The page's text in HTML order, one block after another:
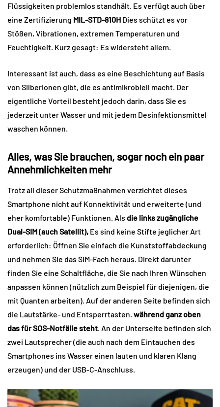
Flüssigkeiten problemlos standhält. Es verfügt auch über
eine Zertifizierung MIL-STD-810H Dies schützt es vor
Stößen, Vibrationen, extremen Temperaturen und
Feuchtigkeit. Kurz gesagt: Es widersteht allem.
Interessant ist auch, dass es eine Beschichtung auf Basis
von Silberionen gibt, die es antimikrobiell macht. Der
eigentliche Vorteil besteht jedoch darin, dass Sie es
jederzeit unter Wasser und mit jedem Desinfektionsmittel
waschen können.
Alles, was Sie brauchen, sogar noch ein paar
Annehmlichkeiten mehr
Trotz all dieser Schutzmaßnahmen verzichtet dieses
Smartphone nicht auf Konnektivität und erweiterte (und
eher komfortable) Funktionen. Als die links zugängliche
Dual-SIM (auch Satellit), Es sind keine Stifte jeglicher Art
erforderlich: Öffnen Sie einfach die Kunststoffabdeckung
und nehmen Sie das SIM-Fach heraus. Direkt darunter
finden Sie eine Schaltfläche, die Sie nach Ihren Wünschen
anpassen können (nützlich zum Beispiel für diejenigen, die
mit Quanten arbeiten). Auf der anderen Seite befinden sich
die Lautstärke- und Entsperrtasten. während ganz oben
das für SOS-Notfälle steht . An der Unterseite befinden sich
zwei Lautsprecher (die auch nach dem Eintauchen des
Smartphones ins Wasser einen lauten und klaren Klang
erzeugen) und der USB-C-Anschluss.